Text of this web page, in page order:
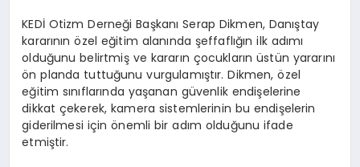
KEDİ Otizm Derneği Başkanı Serap Dikmen, Danıştay
kararının özel eğitim alanında şeffaflığın ilk adımı
olduğunu belirtmiş ve kararın çocukların üstün yararını
ön planda tuttuğunu vurgulamıştır. Dikmen, özel
eğitim sınıflarında yaşanan güvenlik endişelerine
dikkat çekerek, kamera sistemlerinin bu endişelerin
giderilmesi için önemli bir adım olduğunu ifade
etmiştir.